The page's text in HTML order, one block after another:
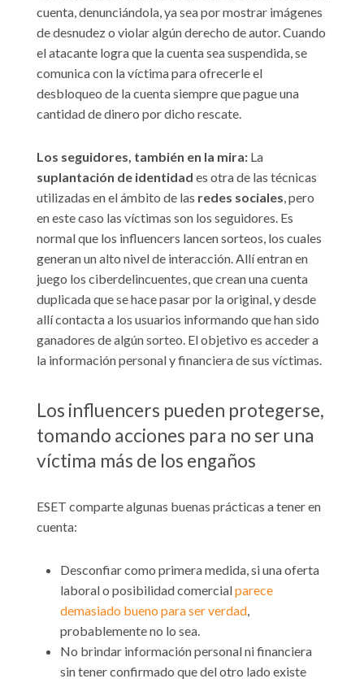
cuenta, denunciándola, ya sea por mostrar imágenes
de desnudez o violar algún derecho de autor. Cuando
el atacante logra que la cuenta sea suspendida, se
comunica con la víctima para ofrecerle el
desbloqueo de la cuenta siempre que pague una
cantidad de dinero por dicho rescate.
Los seguidores, también en la mira: La
suplantación de identidad es otra de las técnicas
utilizadas en el ámbito de las redes sociales, pero
en este caso las víctimas son los seguidores. Es
normal que los influencers lancen sorteos, los cuales
generan un alto nivel de interacción. Allí entran en
juego los ciberdelincuentes, que crean una cuenta
duplicada que se hace pasar por la original, y desde
allí contacta a los usuarios informando que han sido
ganadores de algún sorteo. El objetivo es acceder a
la información personal y financiera de sus víctimas.
Los influencers pueden protegerse,
tomando acciones para no ser una
víctima más de los engaños
ESET comparte algunas buenas prácticas a tener en
cuenta:
Desconfiar como primera medida, si una oferta
laboral o posibilidad comercialparece
demasiado bueno para ser verdad,
probablemente no lo sea.
No brindar información personal ni financiera
sin tener confirmado que del otro lado existe